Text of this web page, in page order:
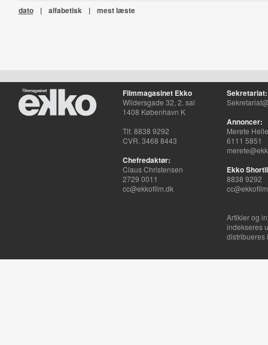
dato | alfabetisk | mest læste
Filmmagasinet Ekko
Wildersgade 32, 2. sal
1408 København K
Tlf. 8838 9292
CVR. 3468 8443
Chefredaktør:
Claus Christensen
2729 0011
cc@ekkofilm.dk
Sekretariat:
Annoncer:
Merete
6111 5851
Ekko
8838 9292
Artikler og
indekseres
distribueres